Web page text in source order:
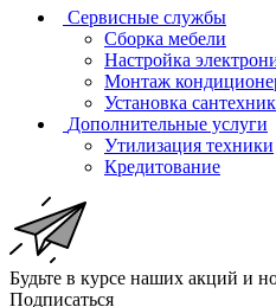
Сервисные службы
Сборка мебели
Настройка
Монтаж
Установка
Дополнительные услуги
Утилизация техники
Кредитование
Будьте в курсе наших акций и
Подписаться